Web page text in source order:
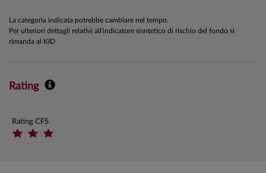
La categoria indicata potrebbe cambiare nel tempo.
Per ulteriori dettagli relativi all'indicatore sisntetico di rischio del fondo si
rimanda al KID
Rating
Rating CFS